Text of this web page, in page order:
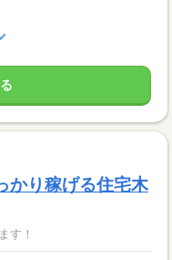
かり稼げる住宅木
す！